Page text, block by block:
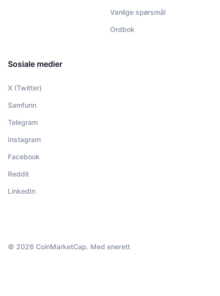
Vanlige spørsmål
Ordbok
Sosiale medier
X (Twitter)
Samfunn
Telegram
Instagram
Facebook
Reddit
LinkedIn
© 2026 CoinMarketCap. Med enerett